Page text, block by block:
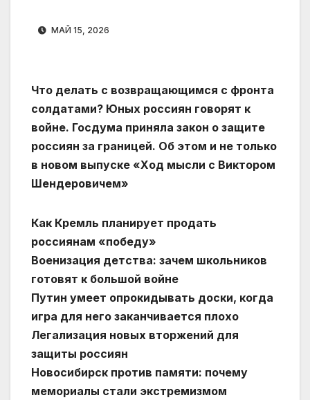
МАЙ 15, 2026
Что делать с возвращающимся с фронта
солдатами? Юных россиян говорят к
войне. Госдума приняла закон о защите
россиян за границей. Об этом и не только
в новом выпуске «Ход мысли с Виктором
Шендеровичем»
Как Кремль планирует продать
россиянам «победу»
Военизация детства: зачем школьников
готовят к большой войне
Путин умеет опрокидывать доски, когда
игра для него заканчивается плохо
Легализация новых вторжений для
защиты россиян
Новосибирск против памяти: почему
мемориалы стали экстремизмом